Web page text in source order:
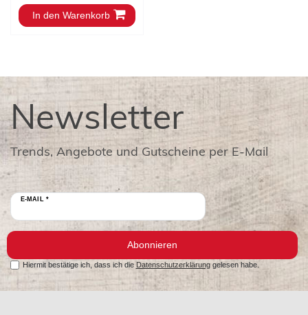
In den Warenkorb
Newsletter
Trends, Angebote und Gutscheine per E-Mail
E-MAIL *
Abonnieren
Hiermit bestätige ich, dass ich dieDatenschutzerklärunggelesen habe.